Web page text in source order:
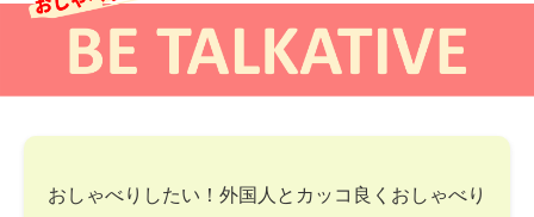
おしゃべりしたい！外国人とカッコ良くおしゃべり